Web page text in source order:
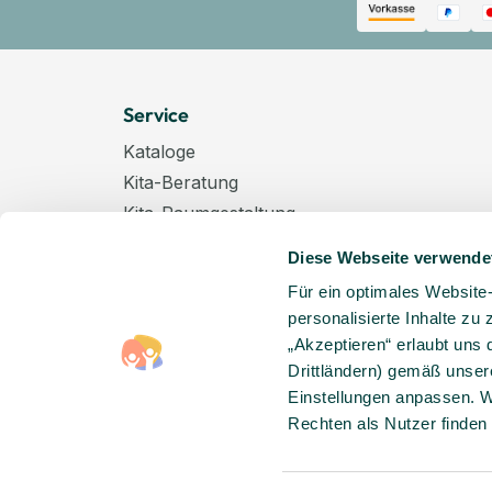
Diese Webseite
Für ein optimales
personalisierte Inhalte zu
„Akzeptieren“ erlaubt
Drittländern) gemäß
Einstellungen anpassen.
Rechten als Nutzer
Service
Kataloge
Kita-Beratung
Kita-Raumgestaltung
Windelpauschale
Kindertagespflege
Hinweise zur Batterieentsorgung
Entsorgung von Elektro-Altgeräten